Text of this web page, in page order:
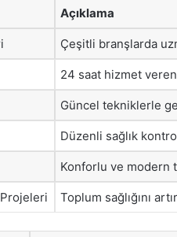
Açıklama
Çeşitli branşlarda
24 saat hizmet
Güncel tekniklerle
Düzenli sağlık
Konforlu ve modern
Toplum sağlığını